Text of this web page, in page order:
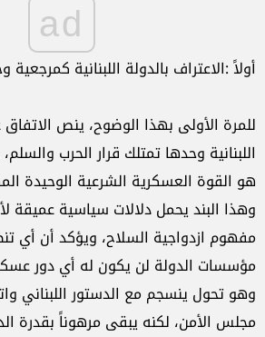
ad
أولاً:الاعتراف بالدولة اللبنانية كمرجعية
للمرة الأولى بهذا الوضوح،ينص الاتفاق
اللبنانية وحدهاتمتلك قرار الحرب والسلم،
هو القوة العسكرية الشرعية الوحيدة
وهذا البنديحملدلالات سياسيةعميقة
مفهوم ازدواجية السلاح، ويؤكدأن أي
مؤسسات الدولة لنيكون له أيدور
وهوتحولينسجم مع الدستور اللبناني
مجلس الأمن، لكنهيبقى مرهوناًبقدرة